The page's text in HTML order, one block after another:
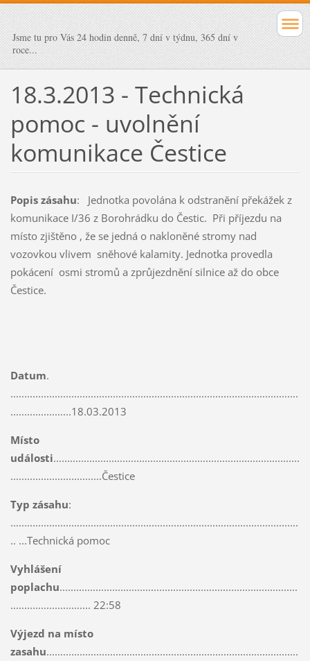
Jsme tu pro Vás 24 hodin denně, 7 dní v týdnu, 365 dní v
roce...
18.3.2013 - Technická
pomoc - uvolnění
komunikace Čestice
Popis zásahu: Jednotka povolána k odstranění překážek z
komunikace I/36 z Borohrádku do Čestic. Při příjezdu na
místo zjištěno , že se jedná o nakloněné stromy nad
vozovkou vlivem sněhové kalamity. Jednotka provedla
pokácení osmi stromů a zprůjezdnění silnice až do obce
Čestice.
Datum.
........................................................................................................
......................18.03.2013
Místo
události.........................................................................................
.................................Čestice
Typ zásahu:
........................................................................................................
.. ...Technická pomoc
Vyhlášení
poplachu......................................................................................
............................. 22:58
Výjezd na místo
zasahu...........................................................................................